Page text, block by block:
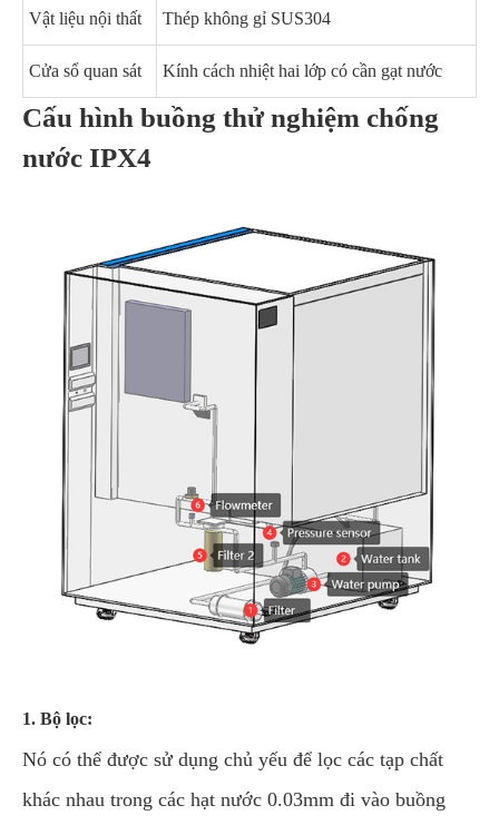
Vật liệu nội thất Thép không gỉ SUS304
Cửa sổ quan sát Kính cách nhiệt hai lớp có cần gạt nước
Cấu hình buồng thử nghiệm chống
nước IPX4
1. Bộ lọc:
Nó có thể được sử dụng chủ yếu để lọc các tạp chất
khác nhau trong các hạt nước 0.03mm đi vào buồng